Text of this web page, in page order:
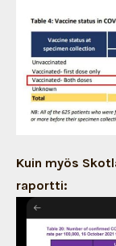
Kuin myös
raportti: